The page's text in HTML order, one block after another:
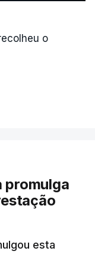
o
promulga
esta